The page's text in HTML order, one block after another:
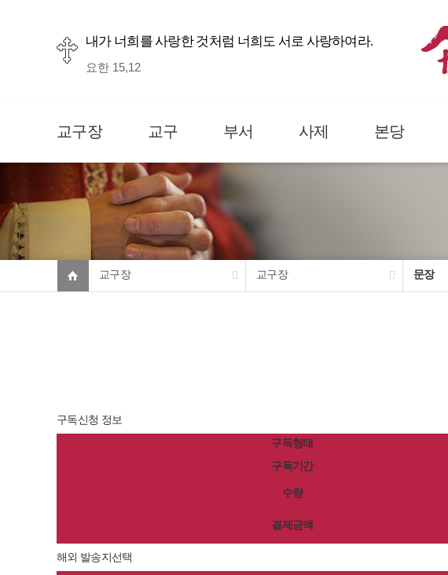
내가 너희를 사랑한 것처럼 너희도 서로 사랑하여라.
요한 15,12
교구장 교구 부서 사제 본당
교구장 교구장 문장
구독신청 정보
구독형태
구독기간
수량
결제금액
해외 발송지선택